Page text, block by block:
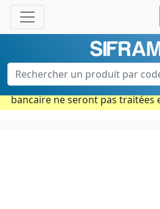
Une question ? Un
Contactez-nous au 02
Ouvert du lun. au vend.
Période estivale : Les
bancaire ne seront pas traitées